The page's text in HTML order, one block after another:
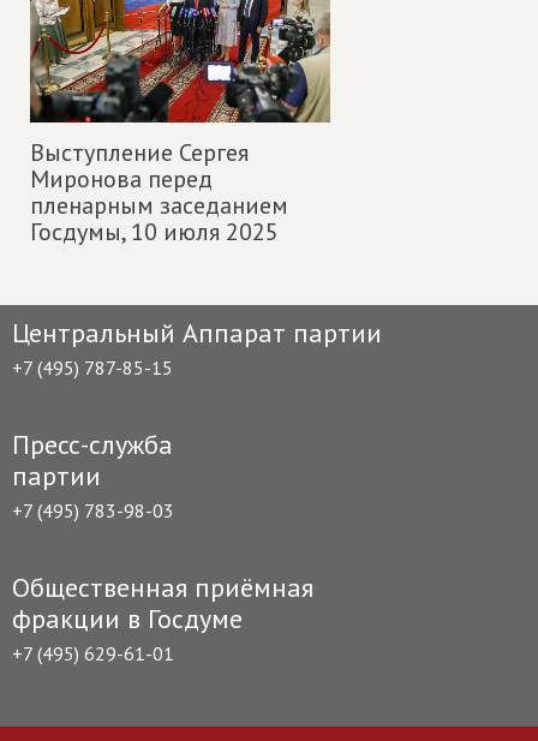
Выступление Сергея
Миронова перед
пленарным заседанием
Госдумы,10 июля 2025
Центральный Аппарат партии
+7 (495) 787-85-15
Пресс-служба
партии
+7 (495) 783-98-03
Общественная приёмная
фракции в Госдуме
+7 (495) 629-61-01